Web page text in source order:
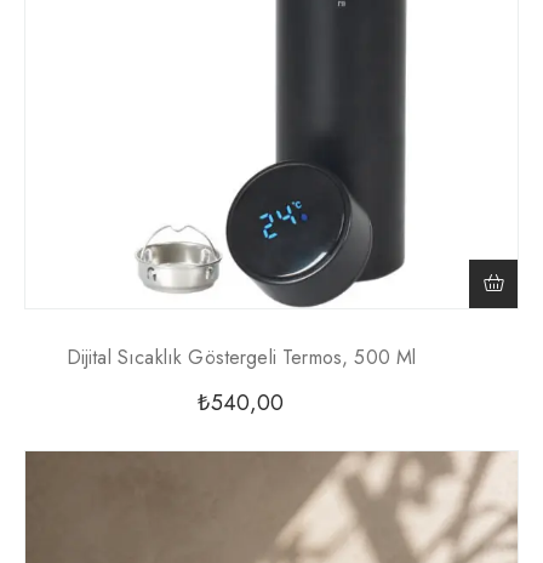
Dijital Sıcaklık Göstergeli Termos, 500 Ml
₺540,00